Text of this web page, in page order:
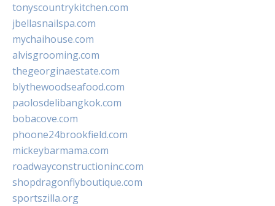
tonyscountrykitchen.com
jbellasnailspa.com
mychaihouse.com
alvisgrooming.com
thegeorginaestate.com
blythewoodseafood.com
paolosdelibangkok.com
bobacove.com
phoone24brookfield.com
mickeybarmama.com
roadwayconstructioninc.com
shopdragonflyboutique.com
sportszilla.org